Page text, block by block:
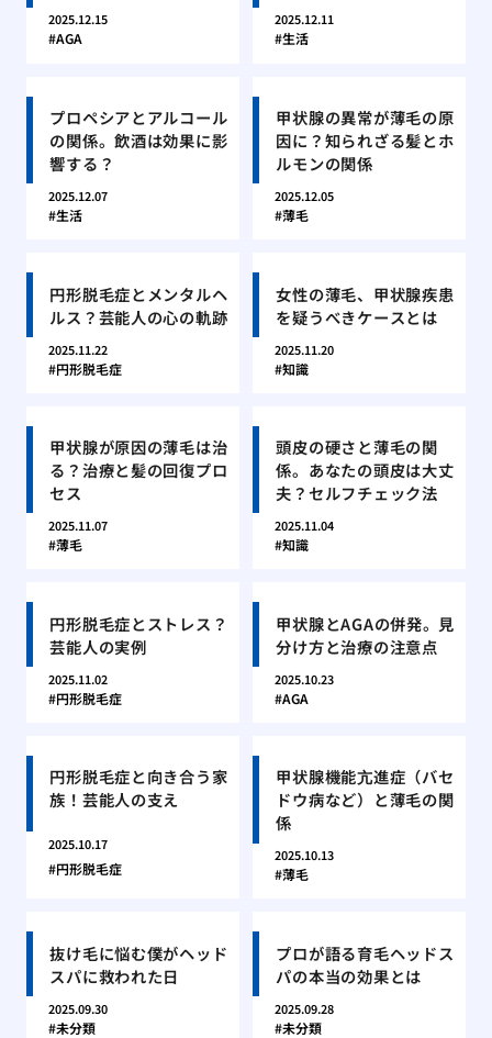
2025.12.15
AGA
2025.12.11
生活
プロペシアとアルコール
の関係。飲酒は効果に影
響する？
2025.12.07
生活
甲状腺の異常が薄毛の原
因に？知られざる髪とホ
ルモンの関係
2025.12.05
薄毛
円形脱毛症とメンタルヘ
ルス？芸能人の心の軌跡
2025.11.22
円形脱毛症
女性の薄毛、甲状腺疾患
を疑うべきケースとは
2025.11.20
知識
甲状腺が原因の薄毛は治
る？治療と髪の回復プロ
セス
2025.11.07
薄毛
頭皮の硬さと薄毛の関
係。あなたの頭皮は大丈
夫？セルフチェック法
2025.11.04
知識
円形脱毛症とストレス？
芸能人の実例
2025.11.02
円形脱毛症
甲状腺とAGAの併発。見
分け方と治療の注意点
2025.10.23
AGA
円形脱毛症と向き合う家
族！芸能人の支え
2025.10.17
円形脱毛症
甲状腺機能亢進症（バセ
ドウ病など）と薄毛の関
係
2025.10.13
薄毛
抜け毛に悩む僕がヘッド
スパに救われた日
2025.09.30
未分類
プロが語る育毛ヘッドス
パの本当の効果とは
2025.09.28
未分類